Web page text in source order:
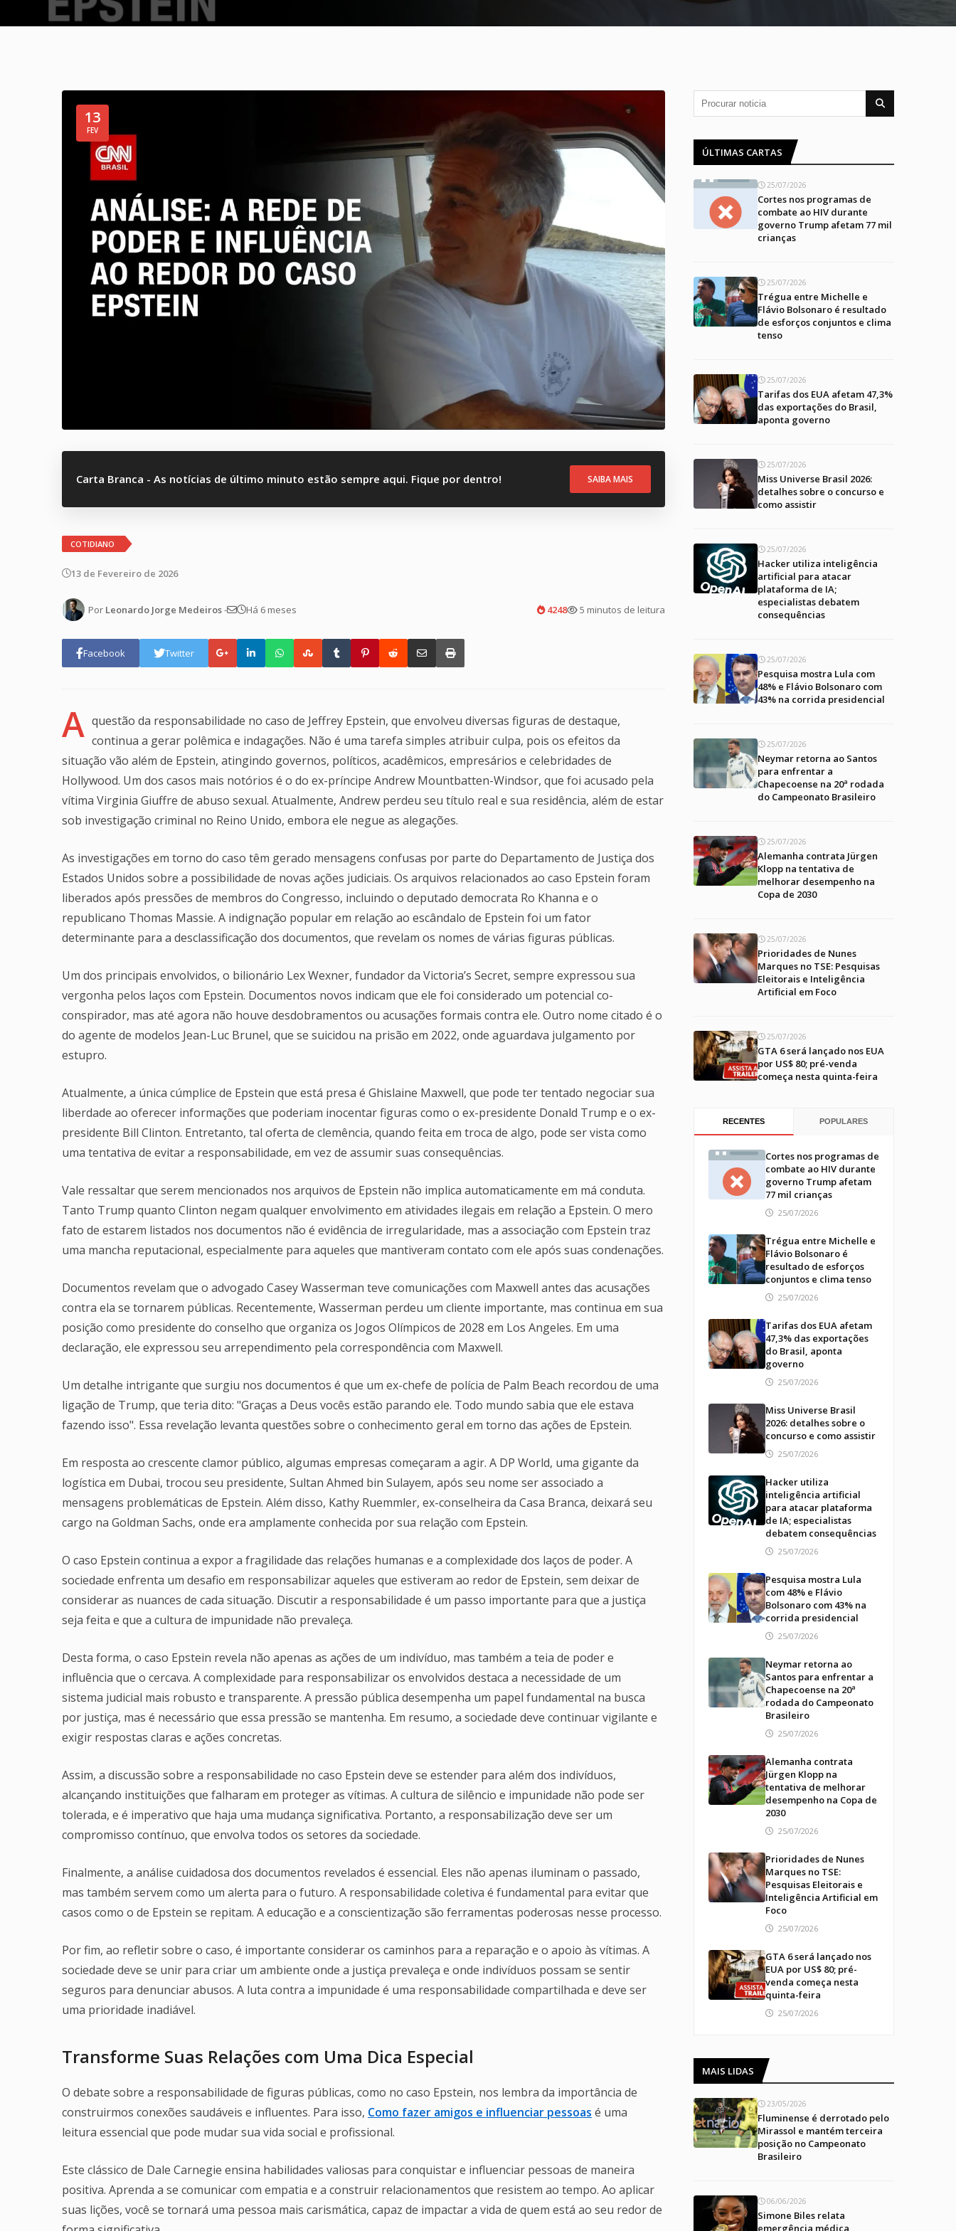
13
FEV
Carta Branca - As notícias de último minuto estão sempre aqui. Fique por dentro! SAIBA MAIS
COTIDIANO
13 de Fevereiro de 2026
Por Leonardo Jorge Medeiros- Há 6 meses 4248 5 minutos de leitura
Facebook Twitter
A questão da responsabilidade no caso de Jeffrey Epstein, que envolveu diversas figuras de destaque,
continua a gerar polêmica e indagações. Não é uma tarefa simples atribuir culpa, pois os efeitos da
situação vão além de Epstein, atingindo governos, políticos, acadêmicos, empresários e celebridades de
Hollywood. Um dos casos mais notórios é o do ex-príncipe Andrew Mountbatten-Windsor, que foi acusado pela
vítima Virginia Giuffre de abuso sexual. Atualmente, Andrew perdeu seu título real e sua residência, além de estar
sob investigação criminal no Reino Unido, embora ele negue as alegações.
As investigações em torno do caso têm gerado mensagens confusas por parte do Departamento de Justiça dos
Estados Unidos sobre a possibilidade de novas ações judiciais. Os arquivos relacionados ao caso Epstein foram
liberados após pressões de membros do Congresso, incluindo o deputado democrata Ro Khanna e o
republicano Thomas Massie. A indignação popular em relação ao escândalo de Epstein foi um fator
determinante para a desclassificação dos documentos, que revelam os nomes de várias figuras públicas.
Um dos principais envolvidos, o bilionário Lex Wexner, fundador da Victoria’s Secret, sempre expressou sua
vergonha pelos laços com Epstein. Documentos novos indicam que ele foi considerado um potencial co-
conspirador, mas até agora não houve desdobramentos ou acusações formais contra ele. Outro nome citado é o
do agente de modelos Jean-Luc Brunel, que se suicidou na prisão em 2022, onde aguardava julgamento por
estupro.
Atualmente, a única cúmplice de Epstein que está presa é Ghislaine Maxwell, que pode ter tentado negociar sua
liberdade ao oferecer informações que poderiam inocentar figuras como o ex-presidente Donald Trump e o ex-
presidente Bill Clinton. Entretanto, tal oferta de clemência, quando feita em troca de algo, pode ser vista como
uma tentativa de evitar a responsabilidade, em vez de assumir suas consequências.
Vale ressaltar que serem mencionados nos arquivos de Epstein não implica automaticamente em má conduta.
Tanto Trump quanto Clinton negam qualquer envolvimento em atividades ilegais em relação a Epstein. O mero
fato de estarem listados nos documentos não é evidência de irregularidade, mas a associação com Epstein traz
uma mancha reputacional, especialmente para aqueles que mantiveram contato com ele após suas condenações.
Documentos revelam que o advogado Casey Wasserman teve comunicações com Maxwell antes das acusações
contra ela se tornarem públicas. Recentemente, Wasserman perdeu um cliente importante, mas continua em sua
posição como presidente do conselho que organiza os Jogos Olímpicos de 2028 em Los Angeles. Em uma
declaração, ele expressou seu arrependimento pela correspondência com Maxwell.
Um detalhe intrigante que surgiu nos documentos é que um ex-chefe de polícia de Palm Beach recordou de uma
ligação de Trump, que teria dito: "Graças a Deus vocês estão parando ele. Todo mundo sabia que ele estava
fazendo isso". Essa revelação levanta questões sobre o conhecimento geral em torno das ações de Epstein.
Em resposta ao crescente clamor público, algumas empresas começaram a agir. A DP World, uma gigante da
logística em Dubai, trocou seu presidente, Sultan Ahmed bin Sulayem, após seu nome ser associado a
mensagens problemáticas de Epstein. Além disso, Kathy Ruemmler, ex-conselheira da Casa Branca, deixará seu
cargo na Goldman Sachs, onde era amplamente conhecida por sua relação com Epstein.
O caso Epstein continua a expor a fragilidade das relações humanas e a complexidade dos laços de poder. A
sociedade enfrenta um desafio em responsabilizar aqueles que estiveram ao redor de Epstein, sem deixar de
considerar as nuances de cada situação. Discutir a responsabilidade é um passo importante para que a justiça
seja feita e que a cultura de impunidade não prevaleça.
Desta forma, o caso Epstein revela não apenas as ações de um indivíduo, mas também a teia de poder e
influência que o cercava. A complexidade para responsabilizar os envolvidos destaca a necessidade de um
sistema judicial mais robusto e transparente. A pressão pública desempenha um papel fundamental na busca
por justiça, mas é necessário que essa pressão se mantenha. Em resumo, a sociedade deve continuar vigilante e
exigir respostas claras e ações concretas.
Assim, a discussão sobre a responsabilidade no caso Epstein deve se estender para além dos indivíduos,
alcançando instituições que falharam em proteger as vítimas. A cultura de silêncio e impunidade não pode ser
tolerada, e é imperativo que haja uma mudança significativa. Portanto, a responsabilização deve ser um
compromisso contínuo, que envolva todos os setores da sociedade.
Finalmente, a análise cuidadosa dos documentos revelados é essencial. Eles não apenas iluminam o passado,
mas também servem como um alerta para o futuro. A responsabilidade coletiva é fundamental para evitar que
casos como o de Epstein se repitam. A educação e a conscientização são ferramentas poderosas nesse processo.
Por fim, ao refletir sobre o caso, é importante considerar os caminhos para a reparação e o apoio às vítimas. A
sociedade deve se unir para criar um ambiente onde a justiça prevaleça e onde indivíduos possam se sentir
seguros para denunciar abusos. A luta contra a impunidade é uma responsabilidade compartilhada e deve ser
uma prioridade inadiável.
Transforme Suas Relações com Uma Dica Especial
O debate sobre a responsabilidade de figuras públicas, como no caso Epstein, nos lembra da importância de
construirmos conexões saudáveis e influentes. Para isso, Como fazer amigos e influenciar pessoas é uma
leitura essencial que pode mudar sua vida social e profissional.
Este clássico de Dale Carnegie ensina habilidades valiosas para conquistar e influenciar pessoas de maneira
positiva. Aprenda a se comunicar com empatia e a construir relacionamentos que resistem ao tempo. Ao aplicar
suas lições, você se tornará uma pessoa mais carismática, capaz de impactar a vida de quem está ao seu redor de
ÚLTIMAS CARTAS
25/07/2026
Cortes nos programas de
combate ao HIV durante
governo Trump afetam 77 mil
crianças
25/07/2026
Trégua entre Michelle e
Flávio Bolsonaro é resultado
de esforços conjuntos e clima
tenso
25/07/2026
Tarifas dos EUA afetam 47,3%
das exportações do Brasil,
aponta governo
25/07/2026
Miss Universe Brasil 2026:
detalhes sobre o concurso e
como assistir
25/07/2026
Hacker utiliza inteligência
artificial para atacar
plataforma de IA;
especialistas debatem
consequências
25/07/2026
Pesquisa mostra Lula com
48% e Flávio Bolsonaro com
43% na corrida presidencial
25/07/2026
Neymar retorna ao Santos
para enfrentar a
Chapecoense na 20ª rodada
do Campeonato Brasileiro
25/07/2026
Alemanha contrata Jürgen
Klopp na tentativa de
melhorar desempenho na
Copa de 2030
25/07/2026
Prioridades de Nunes
Marques no TSE: Pesquisas
Eleitorais e Inteligência
Artificial em Foco
25/07/2026
GTA 6 será lançado nos EUA
por US$ 80; pré-venda
começa nesta quinta-feira
RECENTES POPULARES
Cortes nos programas de
combate ao HIV durante
governo Trump afetam
77 mil crianças
25/07/2026
Trégua entre Michelle e
Flávio Bolsonaro é
resultado de esforços
conjuntos e clima tenso
25/07/2026
Tarifas dos EUA afetam
47,3% das exportações
do Brasil, aponta
governo
25/07/2026
Miss Universe Brasil
2026: detalhes sobre o
concurso e como assistir
25/07/2026
Hacker utiliza
inteligência artificial
para atacar plataforma
de IA; especialistas
debatem consequências
25/07/2026
Pesquisa mostra Lula
com 48% e Flávio
Bolsonaro com 43% na
corrida presidencial
25/07/2026
Neymar retorna ao
Santos para enfrentar a
Chapecoense na 20ª
rodada do Campeonato
Brasileiro
25/07/2026
Alemanha contrata
Jürgen Klopp na
tentativa de melhorar
desempenho na Copa de
2030
25/07/2026
Prioridades de Nunes
Marques no TSE:
Pesquisas Eleitorais e
Inteligência Artificial em
Foco
25/07/2026
GTA 6 será lançado nos
EUA por US$ 80; pré-
venda começa nesta
quinta-feira
25/07/2026
MAIS LIDAS
23/05/2026
Fluminense é derrotado pelo
Mirassol e mantém terceira
posição no Campeonato
Brasileiro
06/06/2026
Simone Biles relata
emergência médica